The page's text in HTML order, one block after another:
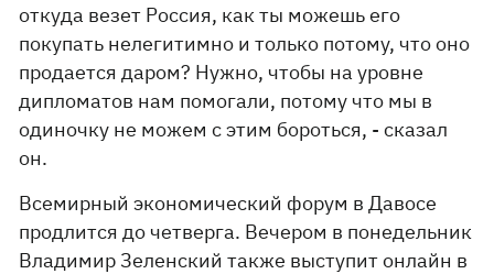
откуда везет Россия, как ты можешь его
покупать нелегитимно и только потому, что оно
продается даром? Нужно, чтобы на уровне
дипломатов нам помогали, потому что мы в
одиночку не можем с этим бороться, - сказал
он.
Всемирный экономический форум в Давосе
продлится до четверга. Вечером в понедельник
Владимир Зеленский также выступит онлайн в